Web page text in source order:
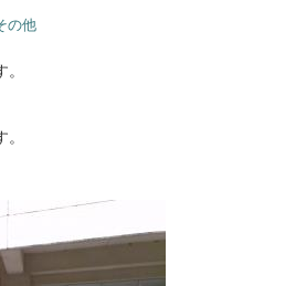
の他